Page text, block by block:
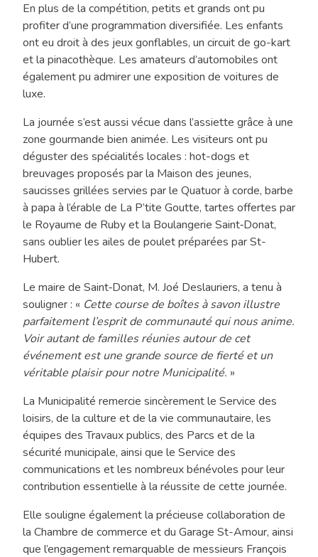
En plus de la compétition, petits et grands ont pu
profiter d’une programmation diversifiée. Les enfants
ont eu droit à des jeux gonflables, un circuit de go-kart
et la pinacothèque. Les amateurs d’automobiles ont
également pu admirer une exposition de voitures de
luxe.
La journée s’est aussi vécue dans l’assiette grâce à une
zone gourmande bien animée. Les visiteurs ont pu
déguster des spécialités locales : hot-dogs et
breuvages proposés par la Maison des jeunes,
saucisses grillées servies par le Quatuor à corde, barbe
à papa à l’érable de La P’tite Goutte, tartes offertes par
le Royaume de Ruby et la Boulangerie Saint‑Donat,
sans oublier les ailes de poulet préparées par St-
Hubert.
Le maire de Saint‑Donat, M. Joé Deslauriers, a tenu à
souligner : « Cette course de boîtes à savon illustre
parfaitement l’esprit de communauté qui nous anime.
Voir autant de familles réunies autour de cet
événement est une grande source de fierté et un
véritable plaisir pour notre Municipalité. »
La Municipalité remercie sincèrement le Service des
loisirs, de la culture et de la vie communautaire, les
équipes des Travaux publics, des Parcs et de la
sécurité municipale, ainsi que le Service des
communications et les nombreux bénévoles pour leur
contribution essentielle à la réussite de cette journée.
Elle souligne également la précieuse collaboration de
la Chambre de commerce et du Garage St-Amour, ainsi
que l’engagement remarquable de messieurs François